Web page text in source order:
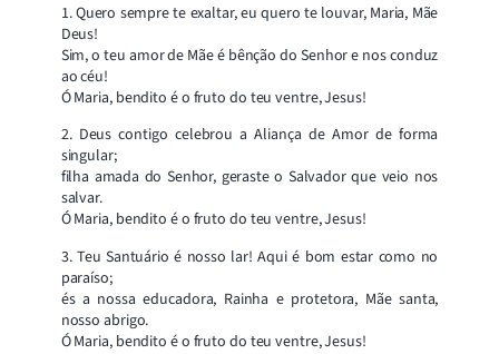
1. Quero sempre te exaltar, eu quero te louvar, Maria, Mãe
Deus!
Sim, o teu amor de Mãe é bênção do Senhor e nos conduz
ao céu!
Ó Maria, bendito é o fruto do teu ventre, Jesus!
2. Deus contigo celebrou a Aliança de Amor de forma
singular;
filha amada do Senhor, geraste o Salvador que veio nos
salvar.
Ó Maria, bendito é o fruto do teu ventre, Jesus!
3. Teu Santuário é nosso lar! Aqui é bom estar como no
paraíso;
és a nossa educadora, Rainha e protetora, Mãe santa,
nosso abrigo.
Ó Maria, bendito é o fruto do teu ventre, Jesus!